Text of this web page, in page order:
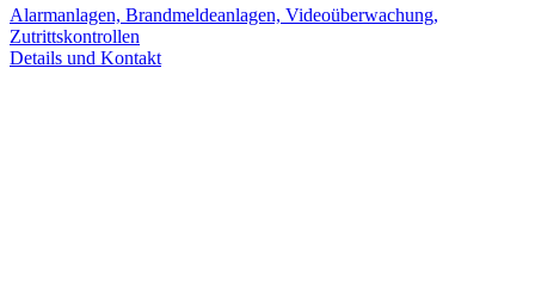
Alarmanlagen, Brandmeldeanlagen, Videoüberwachung,
Zutrittskontrollen
Details und Kontakt